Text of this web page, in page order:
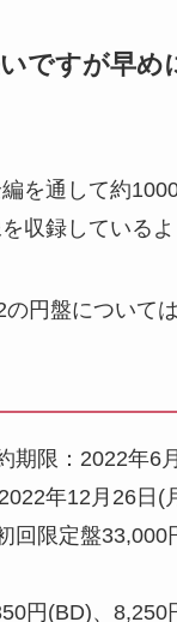
ですが早め
を通して約
収録しているよ
円盤について
期限：2022年6
年12月26日(
回限定盤33,000
円(BD)、8,250